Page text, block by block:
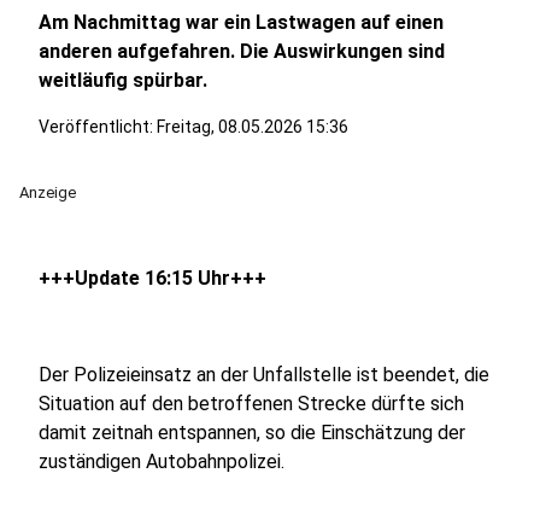
Am Nachmittag war ein Lastwagen auf einen
anderen aufgefahren. Die Auswirkungen sind
weitläufig spürbar.
Veröffentlicht: Freitag, 08.05.2026 15:36
Anzeige
+++Update 16:15 Uhr+++
Der Polizeieinsatz an der Unfallstelle ist beendet, die
Situation auf den betroffenen Strecke dürfte sich
damit zeitnah entspannen, so die Einschätzung der
zuständigen Autobahnpolizei.